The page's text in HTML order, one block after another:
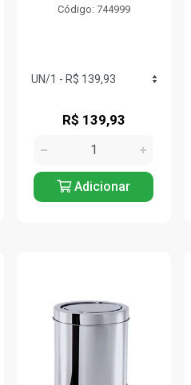
Código: 744999
R$ 139,93
Adicionar